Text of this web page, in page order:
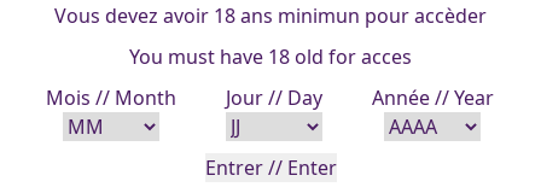
Vous devez avoir 18 ans minimun pour accèder
You must have 18 old for acces
Mois // Month
Jour // Day Année // Year
Tout le monde connait le magicien d’Oz, et si ce n’est pas le
cas, alors louez-le, votre enfance est au bout du chemin de
briques dorées. Voici ma ré-interprétation de Dorothée
dans une version SF et pin-up. Dorothée, dorothy,
illustration, illustrations, magicien-d’Oz, normandie, oz,
peinture-digitale personnages, pin-up, pinup